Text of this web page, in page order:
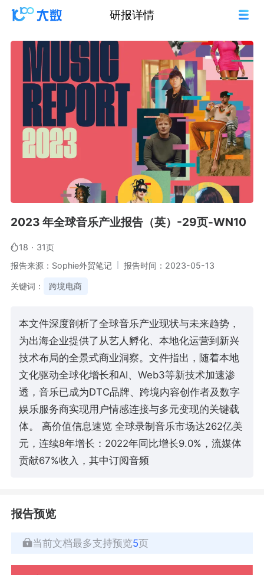
研报详情
2023 年全球音乐产业报告（英）-29页-WN10
18 · 31页
报告来源：Sophie外贸笔记
报告时间：2023-05-13
关键词： 跨境电商
本文件深度剖析了全球音乐产业现状与未来趋势，
为出海企业提供了从艺人孵化、本地化运营到新兴
技术布局的全景式商业洞察。文件指出，随着本地
文化驱动全球化增长和AI、Web3等新技术加速渗
透，音乐已成为DTC品牌、跨境内容创作者及数字
娱乐服务商实现用户情感连接与多元变现的关键载
体。 高价值信息速览 全球录制音乐市场达262亿美
元，连续8年增长：2022年同比增长9.0%，流媒体
贡献67%收入，其中订阅音频
报告预览
当前文档最多支持预览5页